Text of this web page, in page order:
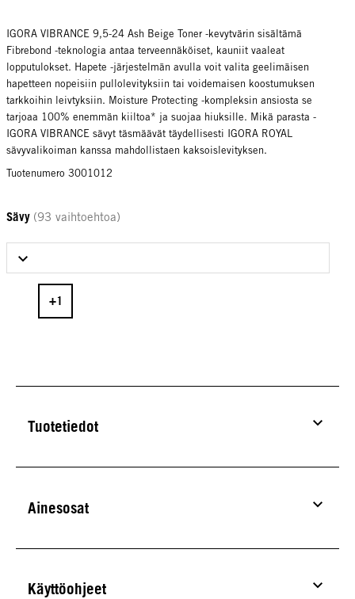
IGORA VIBRANCE 9,5-24 Ash Beige Toner -kevytvärin sisältämä
Fibrebond -teknologia antaa terveennäköiset, kauniit vaaleat
lopputulokset. Hapete -järjestelmän avulla voit valita geelimäisen
hapetteen nopeisiin pullolevityksiin tai voidemaisen koostumuksen
tarkkoihin leivtyksiin. Moisture Protecting -kompleksin ansiosta se
tarjoaa 100% enemmän kiiltoa* ja suojaa hiuksille. Mikä parasta -
IGORA VIBRANCE sävyt täsmäävät täydellisesti IGORA ROYAL
sävyvalikoiman kanssa mahdollistaen kaksoislevityksen.
Tuotenumero 3001012
Sävy (93 vaihtoehtoa)
Select Sävy
Tuotetiedot
Ainesosat
Käyttöohjeet